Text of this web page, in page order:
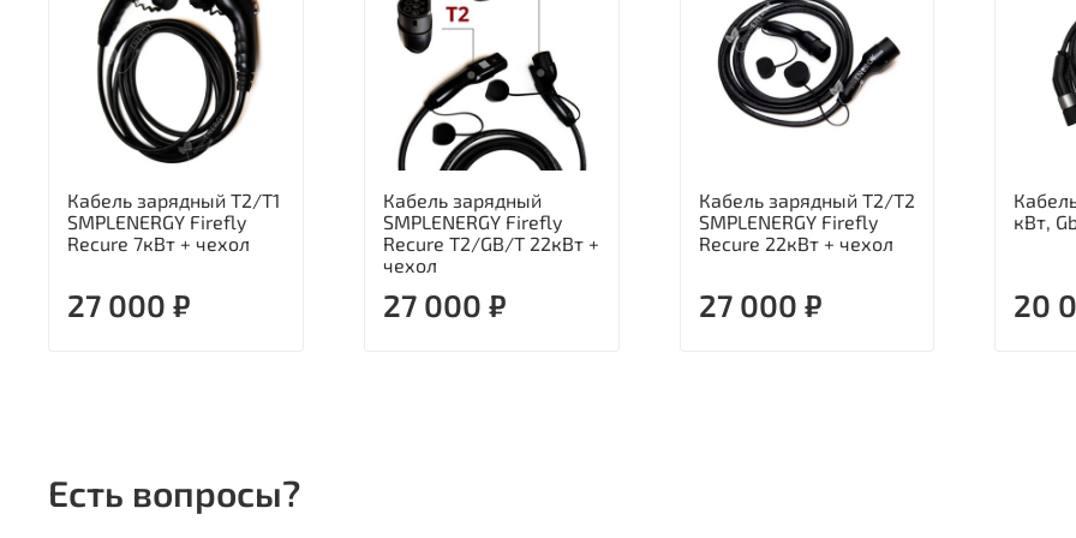
Кабель зарядный Т2/Т1
SMPLENERGY Firefly
Recure 7кВт + чехол
27 000 ₽
Кабель зарядный
SMPLENERGY Firefly
Recure T2/GB/T 22кВт +
чехол
27 000 ₽
Кабель зарядный Т2/Т2
SMPLENERGY Firefly
Recure 22кВт + чехол
27 000 ₽
кВт,
20
Есть вопросы?